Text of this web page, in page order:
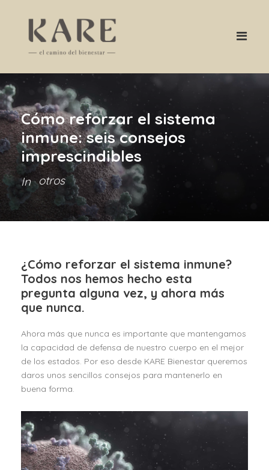
Cómo reforzar el sistema
inmune: seis consejos
imprescindibles
In otros
¿Cómo reforzar el sistema inmune?
Todos nos hemos hecho esta
pregunta alguna vez, y ahora más
que nunca.
Ahora más que nunca es importante que mantengamos
la capacidad de defensa de nuestro cuerpo en el mejor
de los estados. Por eso desde KARE Bienestar queremos
daros unos sencillos consejos para mantenerlo en
buena forma.